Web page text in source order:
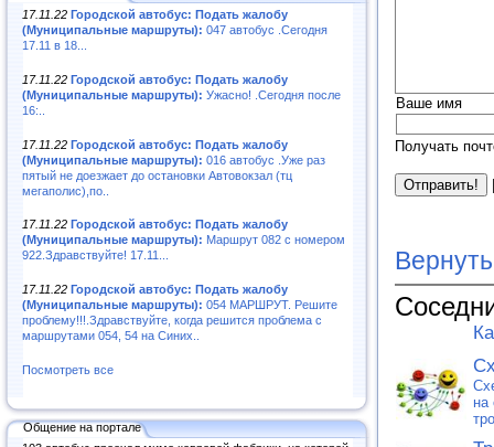
17.11.22 Городской автобус: Подать жалобу
(Муниципальные маршруты): 047 автобус .Сегодня
17.11 в 18...
17.11.22 Городской автобус: Подать жалобу
(Муниципальные маршруты): Ужасно! .Сегодня после
16:..
17.11.22 Городской автобус: Подать жалобу
(Муниципальные маршруты): 016 автобус .Уже раз
пятый не доезжает до остановки Автовокзал (тц
мегаполис),по..
17.11.22 Городской автобус: Подать жалобу
(Муниципальные маршруты): Маршрут 082 с номером
922.Здравствуйте! 17.11...
17.11.22 Городской автобус: Подать жалобу
(Муниципальные маршруты): 054 МАРШРУТ. Решите
проблему!!!.Здравствуйте, когда решится проблема с
маршрутами 054, 54 на Синих..
Посмотреть все
Общение на портале
Ваше имя
Получать
на